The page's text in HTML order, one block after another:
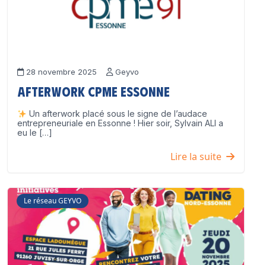
28 novembre 2025 Geyvo
Afterwork CPME Essonne
Un afterwork placé sous le signe de l’audace
entrepreneuriale en Essonne ! Hier soir, Sylvain ALI a
eu le […]
Lire la suite
Le réseau GEYVO